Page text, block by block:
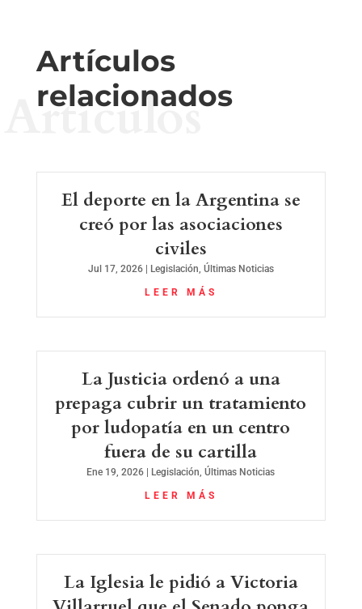
Artículos
relacionados
Artículos
El deporte en la Argentina se
creó por las asociaciones
civiles
Jul 17, 2026| Legislación, Últimas Noticias
LEER MÁS
La Justicia ordenó a una
prepaga cubrir un tratamiento
por ludopatía en un centro
fuera de su cartilla
Ene 19, 2026 Legislación,Últimas Noticias
LEER MÁS
La Iglesia le pidió a Victoria